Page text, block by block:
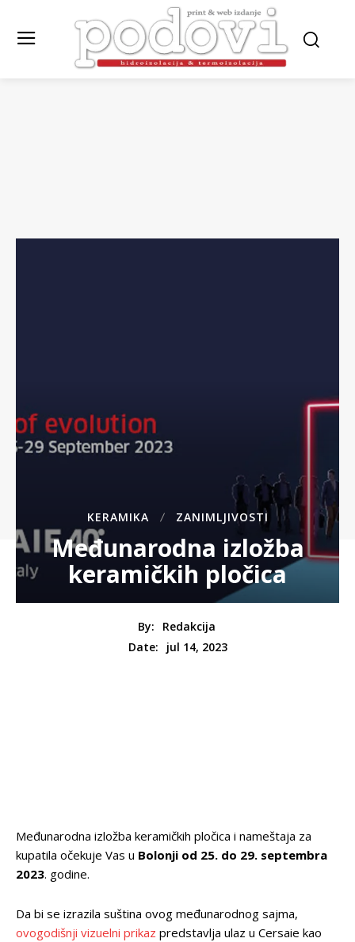
KERAMIKA ZANIMLJIVOSTI
Međunarodna izložba
keramičkih pločica
By:
Redakcija
Date:
jul 14, 2023
Međunarodna izložba keramičkih pločica i nameštaja za
kupatila očekuje Vas u Bolonji od 25. do 29. septembra
2023. godine.
Da bi se izrazila suština ovog međunarodnog sajma,
ovogodišnji vizuelni prikaz predstavlja ulaz u Cersaie kao